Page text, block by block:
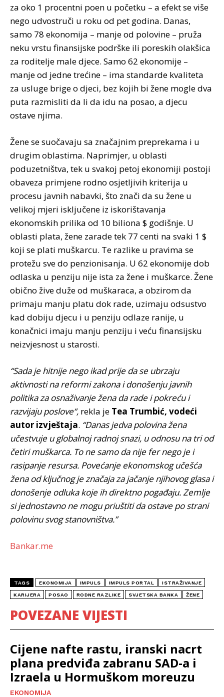
za oko 1 procentni poen u početku – a efekt se više
nego udvostruči u roku od pet godina. Danas,
samo 78 ekonomija – manje od polovine – pruža
neku vrstu finansijske podrške ili poreskih olakšica
za roditelje male djece. Samo 62 ekonomije –
manje od jedne trećine – ima standarde kvaliteta
za usluge brige o djeci, bez kojih bi žene mogle dva
puta razmisliti da li da idu na posao, a djecu
ostave njima.
Žene se suočavaju sa značajnim preprekama i u
drugim oblastima. Naprimjer, u oblasti
poduzetništva, tek u svakoj petoj ekonomiji postoji
obaveza primjene rodno osjetljivih kriterija u
procesu javnih nabavki, što znači da su žene u
velikoj mjeri isključene iz iskorištavanja
ekonomskih prilika od 10 biliona $ godišnje. U
oblasti plata, žene zarade tek 77 centi na svaki 1 $
koji se plati muškarcu. Te razlike u pravima se
protežu sve do penzionisanja. U 62 ekonomije dob
odlaska u penziju nije ista za žene i muškarce. Žene
obično žive duže od muškaraca, a obzirom da
primaju manju platu dok rade, uzimaju odsustvo
kad dobiju djecu i u penziju odlaze ranije, u
konačnici imaju manju penziju i veću finansijsku
neizvjesnost u starosti.
“Sada je hitnije nego ikad prije da se ubrzaju
aktivnosti na reformi zakona i donošenju javnih
politika za osnaživanje žena da rade i pokreću i
razvijaju poslove“, rekla je Tea Trumbić, vodeći
autor izvještaja. “Danas jedva polovina žena
učestvuje u globalnoj radnoj snazi, u odnosu na tri od
četiri muškarca. To ne samo da nije fer nego je i
rasipanje resursa. Povećanje ekonomskog učešća
žena od ključnog je značaja za jačanje njihovog glasa i
donošenje odluka koje ih direktno pogađaju. Zemlje
si jednostavno ne mogu priuštiti da ostave po strani
polovinu svog stanovništva.”
Bankar.me
TAGS EKONOMIJA IMPULS IMPULS PORTAL ISTRAŽIVANJE
KARIJERA POSAO RODNE RAZLIKE SVJETSKA BANKA ŽENE
POVEZANE VIJESTI
Cijene nafte rastu, iranski nacrt
plana predviđa zabranu SAD-a i
Izraela u Hormuškom moreuzu
EKONOMIJA